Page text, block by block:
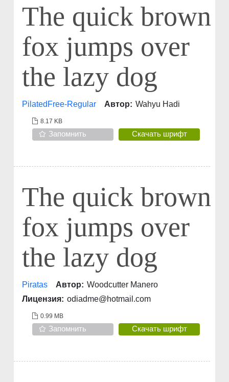
The quick brown
fox jumps over
the lazy dog
PilatedFree-Regular Автор: Wahyu Hadi
8.17 KB
Запомнить Скачать шрифт
The quick brown
fox jumps over
the lazy dog
Piratas Автор: Woodcutter Manero
Лицензия: odiadme@hotmail.com
0.99 MB
Запомнить Скачать шрифт